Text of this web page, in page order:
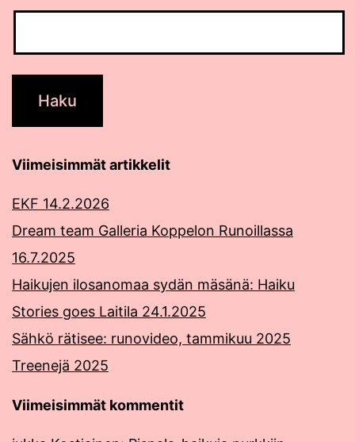
Viimeisimmät artikkelit
EKF 14.2.2026
Dream team Galleria Koppelon Runoillassa
16.7.2025
Haikujen ilosanomaa sydän mäsänä: Haiku
Stories goes Laitila 24.1.2025
Sähkö rätisee: runovideo, tammikuu 2025
Treenejä 2025
Viimeisimmät kommentit